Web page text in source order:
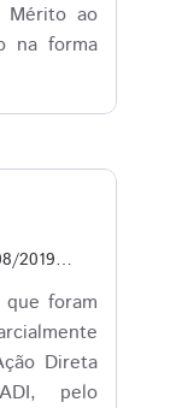
Mérito ao
na forma
2019
foram
Direta
pelo